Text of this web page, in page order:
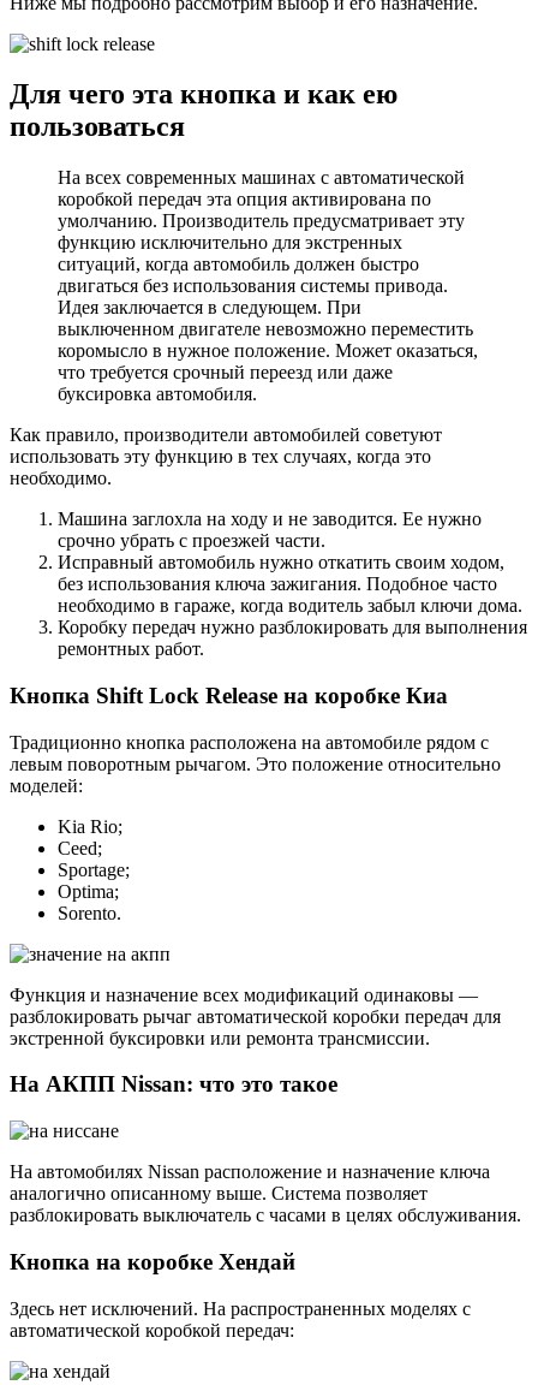
Для чего эта кнопка и как ею
пользоваться
На всех современных машинах с автоматической
коробкой передач эта опция активирована по
умолчанию. Производитель предусматривает эту
функцию исключительно для экстренных
ситуаций, когда автомобиль должен быстро
двигаться без использования системы привода.
Идея заключается в следующем. При
выключенном двигателе невозможно переместить
коромысло в нужное положение. Может оказаться,
что требуется срочный переезд или даже
буксировка автомобиля.
Как правило, производители автомобилей советуют
использовать эту функцию в тех случаях, когда это
необходимо.
Машина заглохла на ходу и не заводится. Ее нужно
срочно убрать с проезжей части.
Исправный автомобиль нужно откатить своим ходом,
без использования ключа зажигания. Подобное часто
необходимо в гараже, когда водитель забыл ключи дома.
Коробку передач нужно разблокировать для выполнения
ремонтных работ.
Кнопка Shift Lock Release на коробке Киа
Традиционно кнопка расположена на автомобиле рядом с
левым поворотным рычагом. Это положение относительно
моделей:
Kia Rio;
Ceed;
Sportage;
Optima;
Sorento.
Функция и назначение всех модификаций одинаковы —
разблокировать рычаг автоматической коробки передач для
экстренной буксировки или ремонта трансмиссии.
На АКПП Nissan: что это такое
На автомобилях Nissan расположение и назначение ключа
аналогично описанному выше. Система позволяет
разблокировать выключатель с часами в целях обслуживания.
Кнопка на коробке Хендай
Здесь нет исключений. На распространенных моделях с
автоматической коробкой передач: